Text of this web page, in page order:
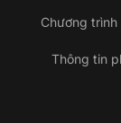
Chương
Thông tin